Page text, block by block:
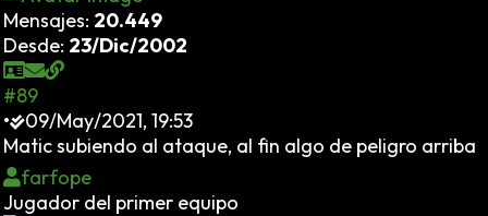
Mensajes: 20.449
Desde: 23/Dic/2002
#89
•
09/May/2021, 19:53
Matic subiendo al ataque, al fin algo de peligro arriba
farfope
Jugador del primer equipo